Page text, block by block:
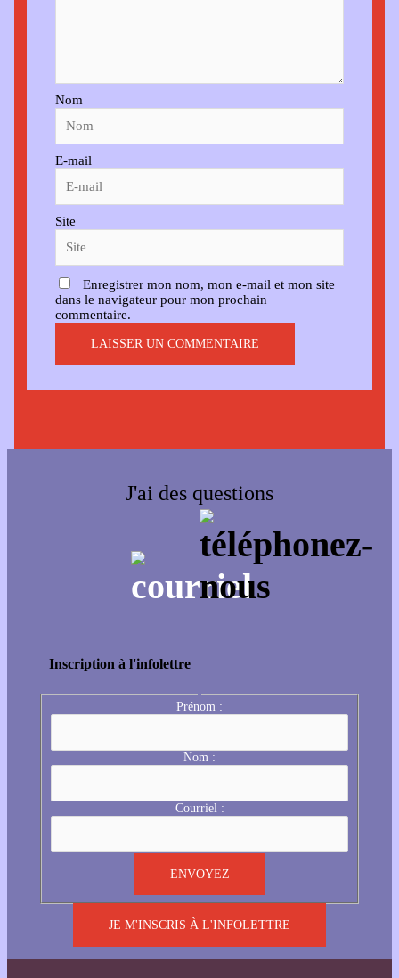
Nom
E-mail
Site
Enregistrer mon nom, mon e-mail et mon site
dans le navigateur pour mon prochain
commentaire.
J'ai des questions
Inscription à l'infolettre
Prénom :
Nom :
Courriel :
JE M'INSCRIS À L'INFOLETTRE